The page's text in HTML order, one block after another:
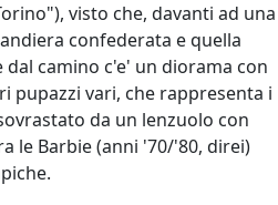
visto che, davanti ad una
confederata e quella
dal camino c'e' un diorama con
pupazzi vari, che rappresenta i
da un lenzuolo con
le Barbie (anni '70/'80, direi)